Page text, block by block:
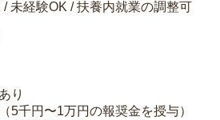
未経験OK / 扶養内就業の調整可
り
5千円〜1万円の報奨金を授与）